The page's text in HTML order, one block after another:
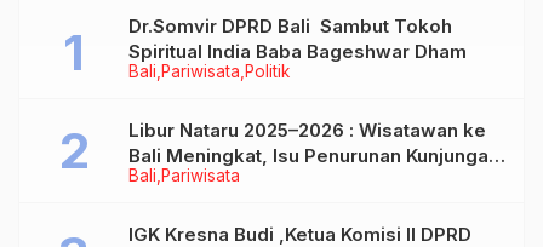
Bali Pariwisata Politik
Dr.Somvir DPRD Bali Sambut Tokoh
Spiritual India Baba Bageshwar Dham
Bali Pariwisata
Libur Nataru 2025–2026 : Wisatawan ke
Bali Meningkat, Isu Penurunan Kunjungan
Tidak Benar
IGK Kresna Budi ,Ketua Komisi II DPRD